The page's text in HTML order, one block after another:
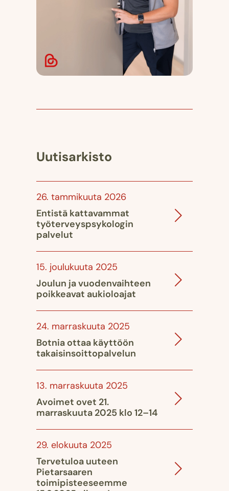
Uutisarkisto
26. tammikuuta 2026
Entistä kattavammat
työterveyspsykologin
palvelut
15. joulukuuta 2025
Joulun ja vuodenvaihteen
poikkeavat aukioloajat
24. marraskuuta 2025
Botnia ottaa käyttöön
takaisinsoittopalvelun
13. marraskuuta 2025
Avoimet ovet 21.
marraskuuta 2025 klo 12–14
29. elokuuta 2025
Tervetuloa uuteen
Pietarsaaren
toimipisteeseemme